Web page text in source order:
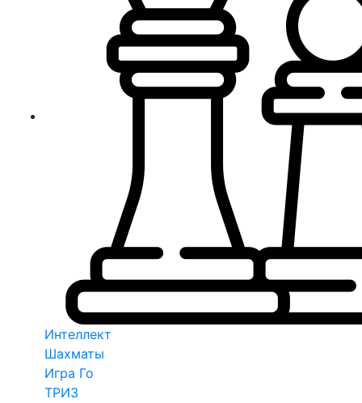
Интеллект
Шахматы
Игра Го
ТРИЗ